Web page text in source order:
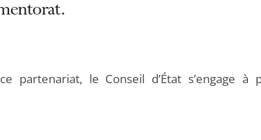
partenariat, le Conseil d’État s’engage à